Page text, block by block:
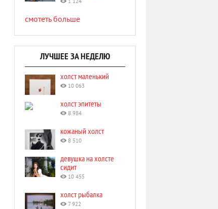
1 124
смотеть больше
ЛУЧШЕЕ ЗА НЕДЕЛЮ
холст маленький
10 063
холст эпитеты
8 984
кожаный холст
8 510
девушка на холсте
сидит
10 455
холст рыбалка
7 922